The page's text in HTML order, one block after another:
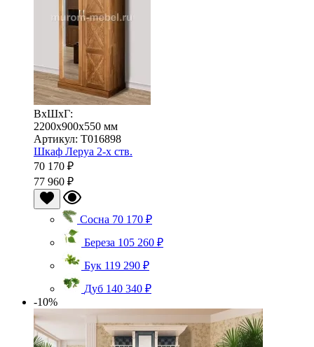
ВхШхГ:
2200x900x550 мм
Артикул: T016898
Шкаф Леруа 2-х ств.
70 170 ₽
77 960 ₽
Сосна 70 170 ₽
Береза 105 260 ₽
Бук 119 290 ₽
Дуб 140 340 ₽
-10%